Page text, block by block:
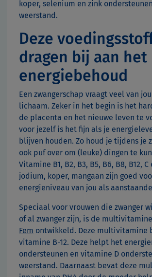
koper, selenium en zink
weerstand.
Deze
dragen bij aan het
energiebehoud
Een zwangerschap vraagt veel van
lichaam. Zeker in het begin is het
de placenta en het nieuwe leven te
voor jezelf is het fijn als je
blijven houden. Zo houd je tijdens je
ook puf over om (leuke) dingen te
Vitamine B1, B2, B3, B5, B6, B8, B12, C
jodium, koper, mangaan zijn goed
energieniveau van jou als
Speciaal voor vrouwen die zwanger
of al zwanger zijn, is de multivitamine
Fem ontwikkeld. Deze multivitamine
vitamine B-12. Deze helpt het
ondersteunen en vitamine D
weerstand. Daarnaast bevat deze